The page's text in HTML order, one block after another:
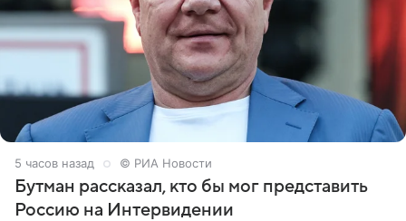
5 часов назад © РИА Новости
Бутман рассказал, кто бы мог представить
Россию на Интервидении